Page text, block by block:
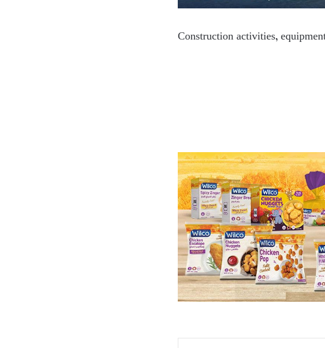
Construction activities,